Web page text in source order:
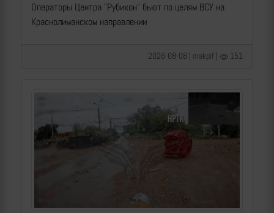
Операторы Центра "Рубикон" бьют по целям ВСУ на
Краснолиманском направлении
2026-08-08 | makpif | 151